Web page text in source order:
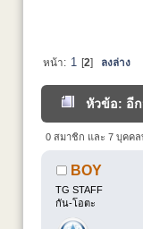
หน้า: 1 [2] ลงล่าง
หัวข้อ: อีก
0 สมาชิก และ 7 บุคค
BOY
TG STAFF
กัน-โอตะ